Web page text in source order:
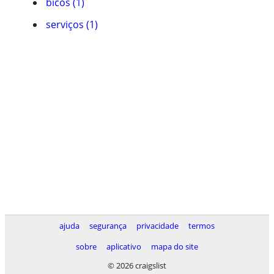
serviços (1)
ajuda segurança privacidade
termos
sobre
aplicativo
mapa do site
© 2026 craigslist